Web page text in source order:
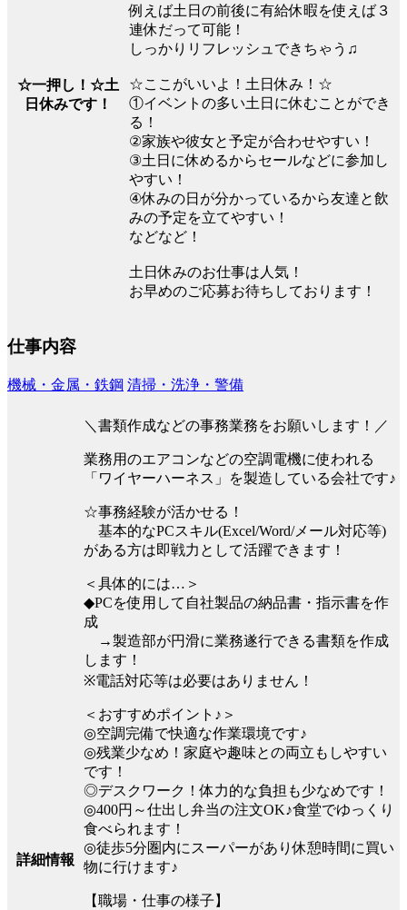
☆一押し！☆土
日休みです！
例えば土日の前後に有給休暇を使えば３
連休だって可能！
しっかりリフレッシュできちゃう♫
☆ここがいいよ！土日休み！☆
①イベントの多い土日に休むことができ
る！
②家族や彼女と予定が合わせやすい！
③土日に休めるからセールなどに参加し
やすい！
④休みの日が分かっているから友達と飲
みの予定を立てやすい！
などなど！
土日休みのお仕事は人気！
お早めのご応募お待ちしております！
仕事内容
機械・金属・鉄鋼 清掃・洗浄・警備
詳細情報
＼書類作成などの事務業務をお願いします！／
業務用のエアコンなどの空調電機に使われる
「ワイヤーハーネス」を製造している会社です♪
☆事務経験が活かせる！
基本的なPCスキル(Excel/Word/メール対応等)
がある方は即戦力として活躍できます！
＜具体的には…＞
◆PCを使用して自社製品の納品書・指示書を作
成
→製造部が円滑に業務遂行できる書類を作成
します！
※電話対応等は必要はありません！
＜おすすめポイント♪＞
◎空調完備で快適な作業環境です♪
◎残業少なめ！家庭や趣味との両立もしやすい
です！
◎デスクワーク！体力的な負担も少なめです！
◎400円～仕出し弁当の注文OK♪食堂でゆっくり
食べられます！
◎徒歩5分圏内にスーパーがあり休憩時間に買い
物に行けます♪
【職場・仕事の様子】